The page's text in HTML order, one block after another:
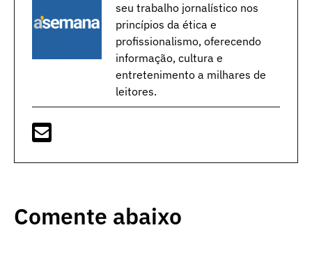
seu trabalho jornalístico nos
princípios da ética e
profissionalismo, oferecendo
informação, cultura e
entretenimento a milhares de
leitores.
Comente abaixo